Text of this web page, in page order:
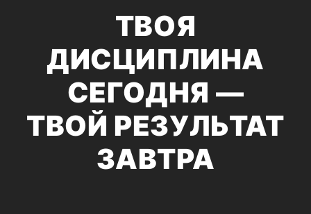
ТВОЯ
ДИСЦИПЛИНА
СЕГОДНЯ —
ТВОЙ РЕЗУЛЬТАТ
ЗАВТРА